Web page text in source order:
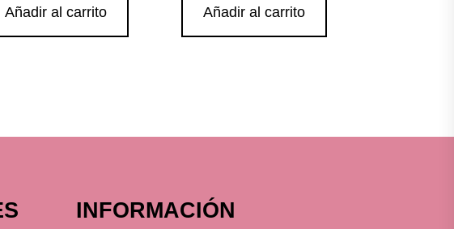
Añadir al carrito Añadir al carrito
INFORMACIÓN